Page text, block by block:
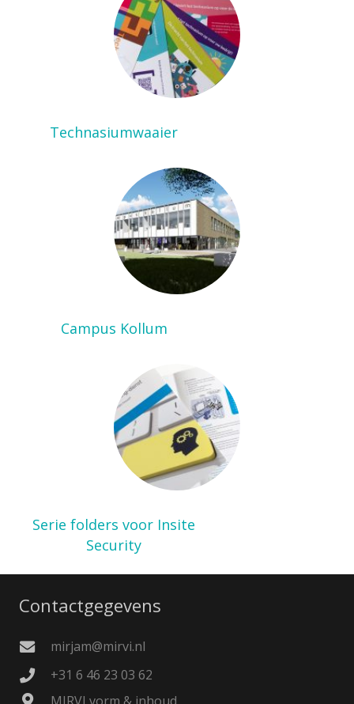
Technasiumwaaier
Campus Kollum
Serie folders voor Insite
Security
Contactgegevens
mirjam@mirvi.nl
+31 6 46 23 03 62